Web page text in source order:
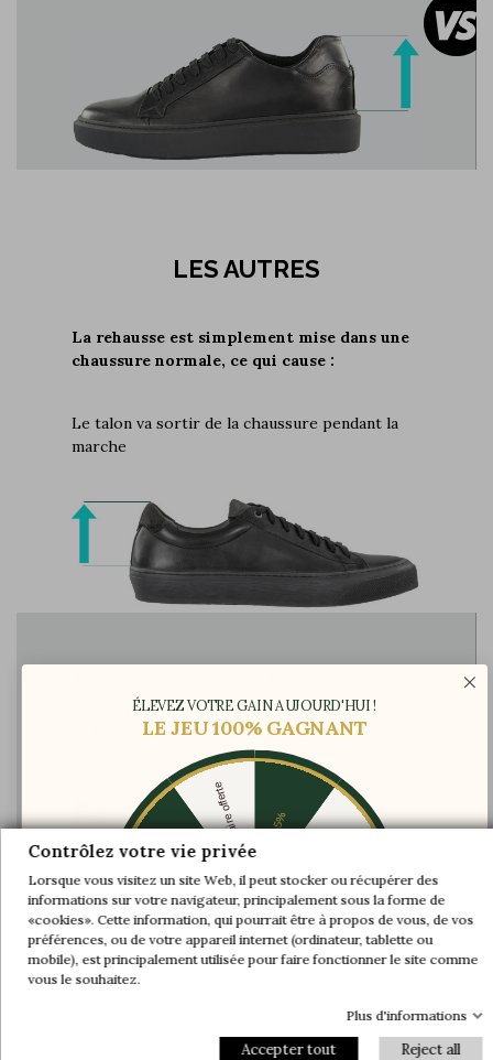
LES AUTRES
La rehausse est simplement mise dans une
chaussure normale, ce qui cause :
Le talon va sortir de la chaussure pendant la
marche
modifié afin de donner suffisamment d’espace
au pied et de garantir maintient et confort
Contrôlez votre vie privée
Lorsque vous visitez un site Web, il peut stocker ou récupérer des
informations sur votre navigateur, principalement sous la forme de
«cookies». Cette information, qui pourrait être à propos de vous, de vos
préférences, ou de votre appareil internet (ordinateur, tablette ou
mobile), est principalement utilisée pour faire fonctionner le site comme
vous le souhaitez.
Plus d'informations
Accepter tout Reject all
ÉLEVEZ VOTRE GAIN AUJOURD'HUI !
LE JEU 100% GAGNANT
-5%
-20%
-30%
Une paire offerte
-10%
-20%
-30% Une paire offerte